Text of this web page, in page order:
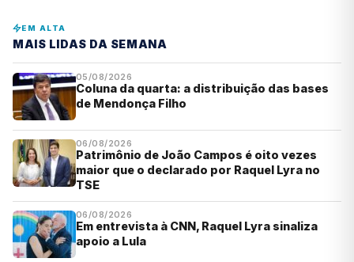
EM ALTA
MAIS LIDAS DA SEMANA
05/08/2026
Coluna da quarta: a distribuição das bases
de Mendonça Filho
06/08/2026
Patrimônio de João Campos é oito vezes
maior que o declarado por Raquel Lyra no
TSE
06/08/2026
Em entrevista à CNN, Raquel Lyra sinaliza
apoio a Lula